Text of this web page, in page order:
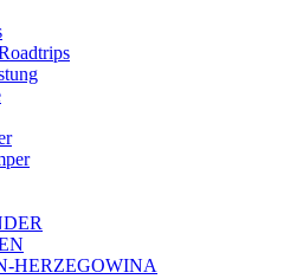
HERZEGOWINA